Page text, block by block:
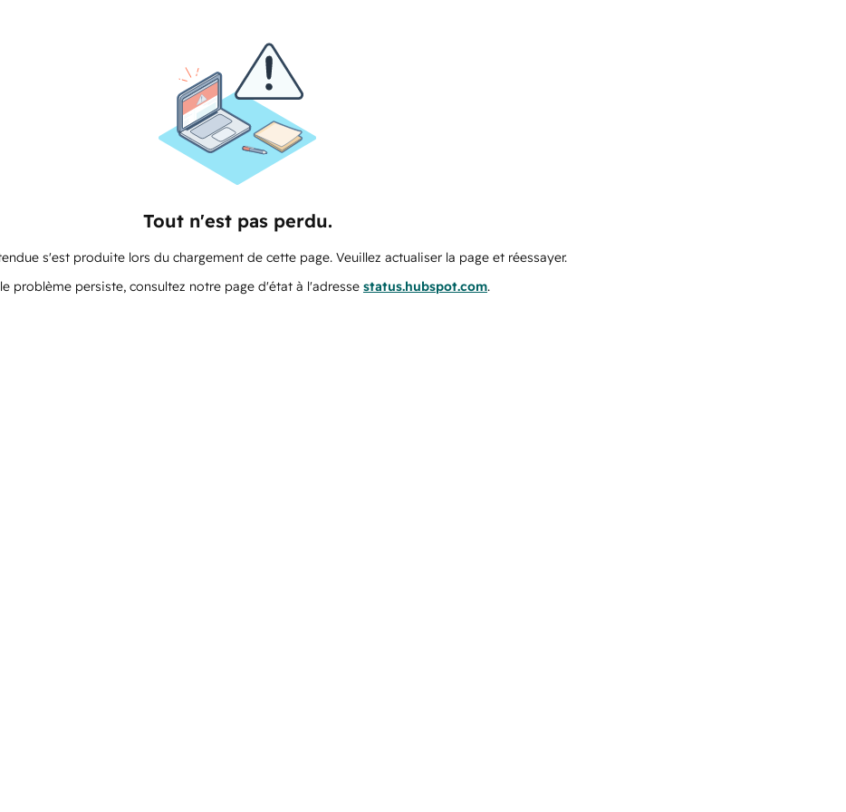
Tout n'est pas perdu.
s'est produite lors du chargement de cette page. Veuillez actualiser la page et réessayer.
problème persiste, consultez notre page d'état à l'adresse status.hubspot.com.